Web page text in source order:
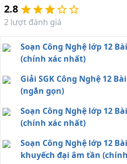
2.8
2 lượt đánh giá
Soạn Công Nghệ lớp 12
(chính xác nhất)
Giải SGK Công Nghệ 12
(ngắn gọn)
Soạn Công Nghệ lớp 12
(chính xác nhất)
Soạn Công Nghệ lớp 12
khuyếch đại âm tần